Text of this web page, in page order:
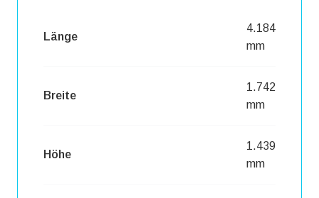
Länge
4.184
mm
Breite
1.742
mm
Höhe
1.439
mm